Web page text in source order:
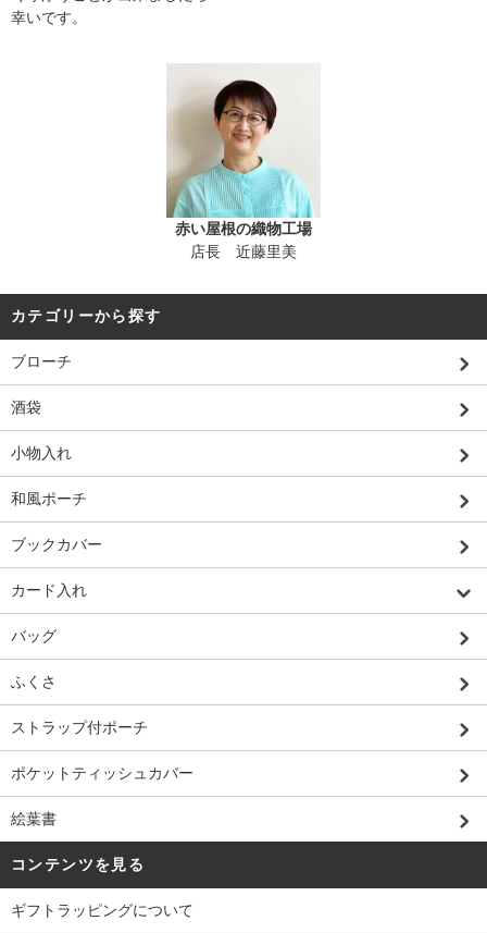
幸いです。
赤い屋根の織物工場
店長 近藤里美
カテゴリーから探す
ブローチ
酒袋
小物入れ
和風ポーチ
ブックカバー
カード入れ
バッグ
ふくさ
ストラップ付ポーチ
ポケットティッシュカバー
絵葉書
コンテンツを見る
ギフトラッピングについて